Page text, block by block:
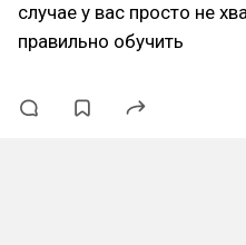
случае у вас просто не
правильно обучить